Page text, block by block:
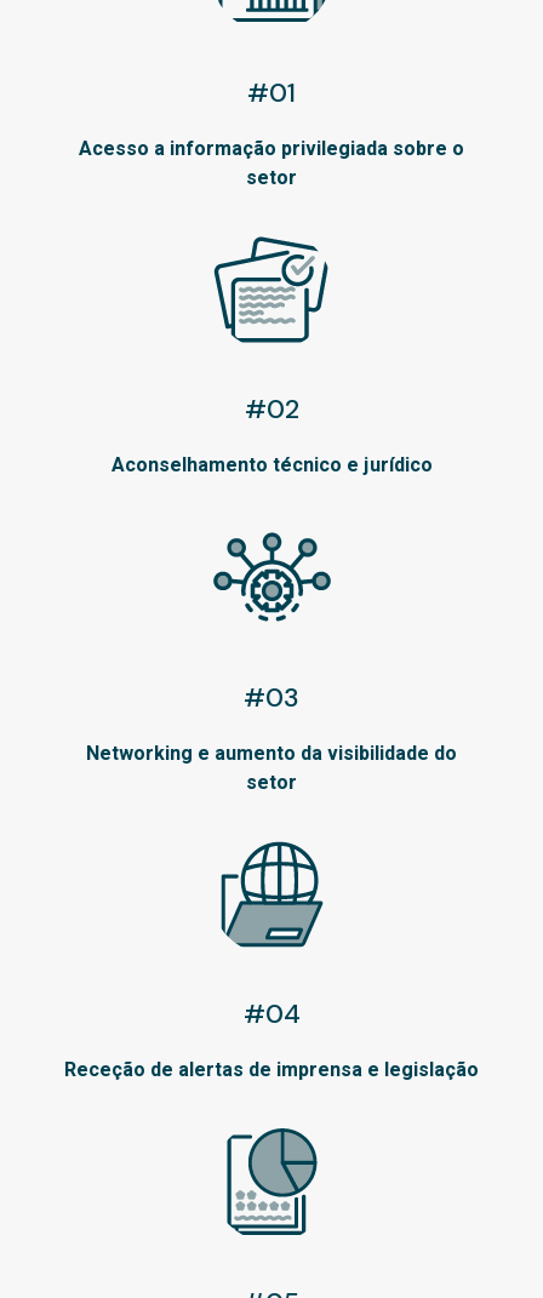
#01
Acesso a informação privilegiada sobre o
setor
#02
Aconselhamento técnico e jurídico
#03
Networking e aumento da visibilidade do
setor
#04
Receção de alertas de imprensa e legislação